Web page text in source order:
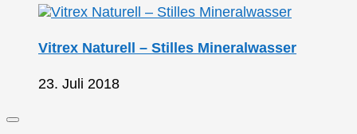
Vitrex Naturell – Stilles Mineralwasser
23. Juli 2018